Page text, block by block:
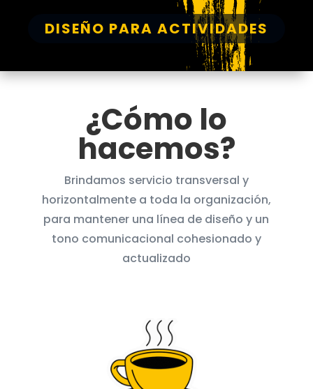
DISEÑO PARA ACTIVIDADES
¿Cómo lo
hacemos?
Brindamos servicio transversal y
horizontalmente a toda la organización,
para mantener una línea de diseño y un
tono comunicacional cohesionado y
actualizado